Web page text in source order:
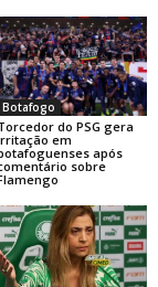
Botafogo
do PSG gera
em
após
sobre